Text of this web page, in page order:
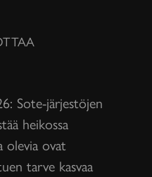
Sote-järjestöjen
heikossa
olevia ovat
tarve kasvaa